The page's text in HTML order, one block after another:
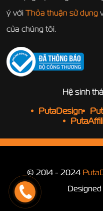
ý với Thỏa thuận sử dụng
của chúng tôi.
Hệ sinh
PutaDesign
© 2014 - 2024